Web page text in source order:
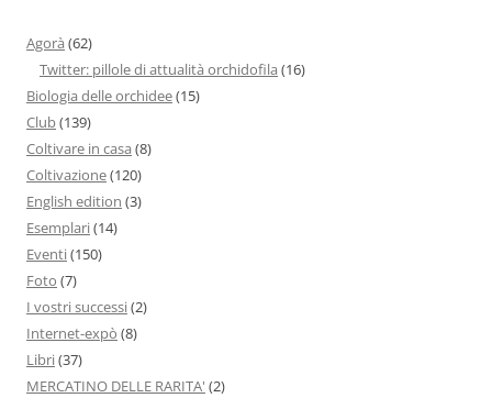
Agorà (62)
Twitter: pillole di attualità orchidofila (16)
Biologia delle orchidee(15)
Club(139)
Coltivare in casa (8)
Coltivazione(120)
English edition (3)
Esemplari(14)
Eventi(150)
Foto (7)
I vostri successi(2)
Internet-expò (8)
Libri(37)
MERCATINO DELLE RARITA' (2)